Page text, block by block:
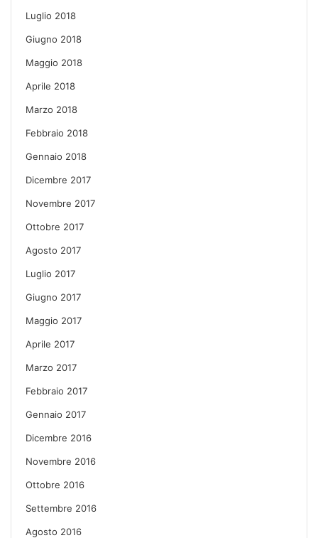
Luglio 2018
Giugno 2018
Maggio 2018
Aprile 2018
Marzo 2018
Febbraio 2018
Gennaio 2018
Dicembre 2017
Novembre 2017
Ottobre 2017
Agosto 2017
Luglio 2017
Giugno 2017
Maggio 2017
Aprile 2017
Marzo 2017
Febbraio 2017
Gennaio 2017
Dicembre 2016
Novembre 2016
Ottobre 2016
Settembre 2016
Agosto 2016